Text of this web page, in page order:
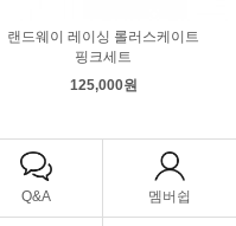
랜드웨이 레이싱 롤러스케이트
핑크세트
125,000원
Q&A 멤버쉽